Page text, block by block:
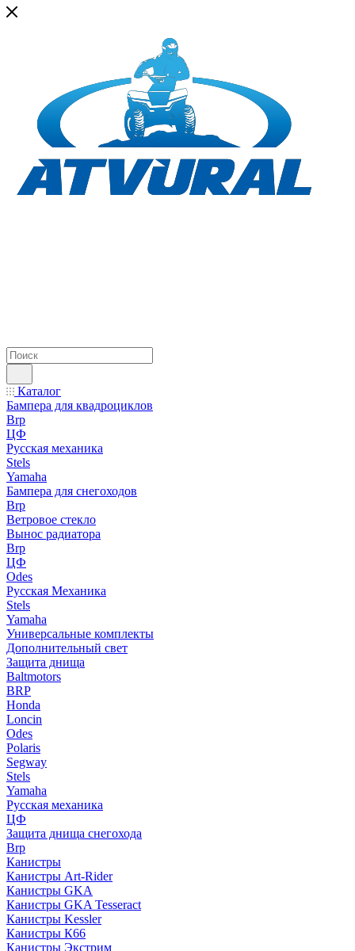
Каталог
Бампера для квадроциклов
Brp
ЦФ
Русская механика
Stels
Yamaha
Бампера для снегоходов
Brp
Ветровое стекло
Вынос радиатора
Brp
ЦФ
Odes
Русская Механика
Stels
Yamaha
Универсальные комплекты
Дополнительный свет
Защита днища
Baltmotors
BRP
Honda
Loncin
Odes
Polaris
Segway
Stels
Yamaha
Русская механика
ЦФ
Защита днища снегохода
Brp
Канистры
Канистры Art-Rider
Канистры GKA
Канистры GKA Tesseract
Канистры Kessler
Канистры К66
Канистры Экстрим